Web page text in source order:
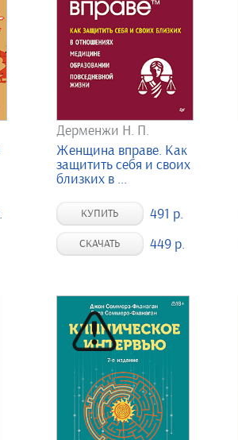
Дерменжи Н. П.
Женщина вправе. Как
защитить себя и своих
близких в ...
КУПИТЬ 491 р.
СКАЧАТЬ 449 р.